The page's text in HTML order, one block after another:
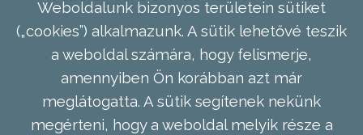
Weboldalunk bizonyos területein sütiket
(„cookies”) alkalmazunk. A sütik lehetővé teszik
a weboldal számára, hogy felismerje,
amennyiben Ön korábban azt már
meglátogatta. A sütik segítenek nekünk
megérteni, hogy a weboldal melyik része a